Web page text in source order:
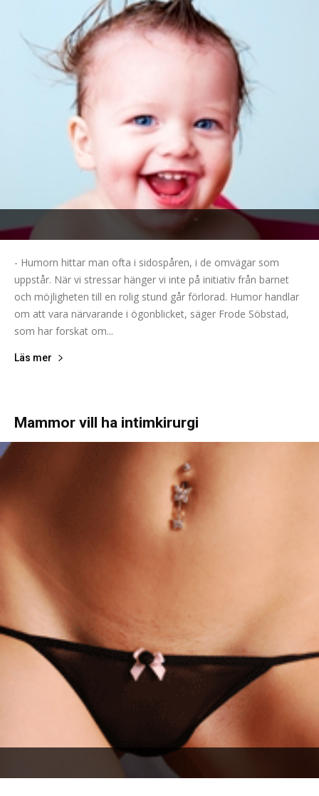
- Humorn hittar man ofta i sidospåren, i de omvägar som
uppstår. När vi stressar hänger vi inte på initiativ från barnet
och möjligheten till en rolig stund går förlorad. Humor handlar
om att vara närvarande i ögonblicket, säger Frode Söbstad,
som har forskat om...
Läs mer
Mammor vill ha intimkirurgi